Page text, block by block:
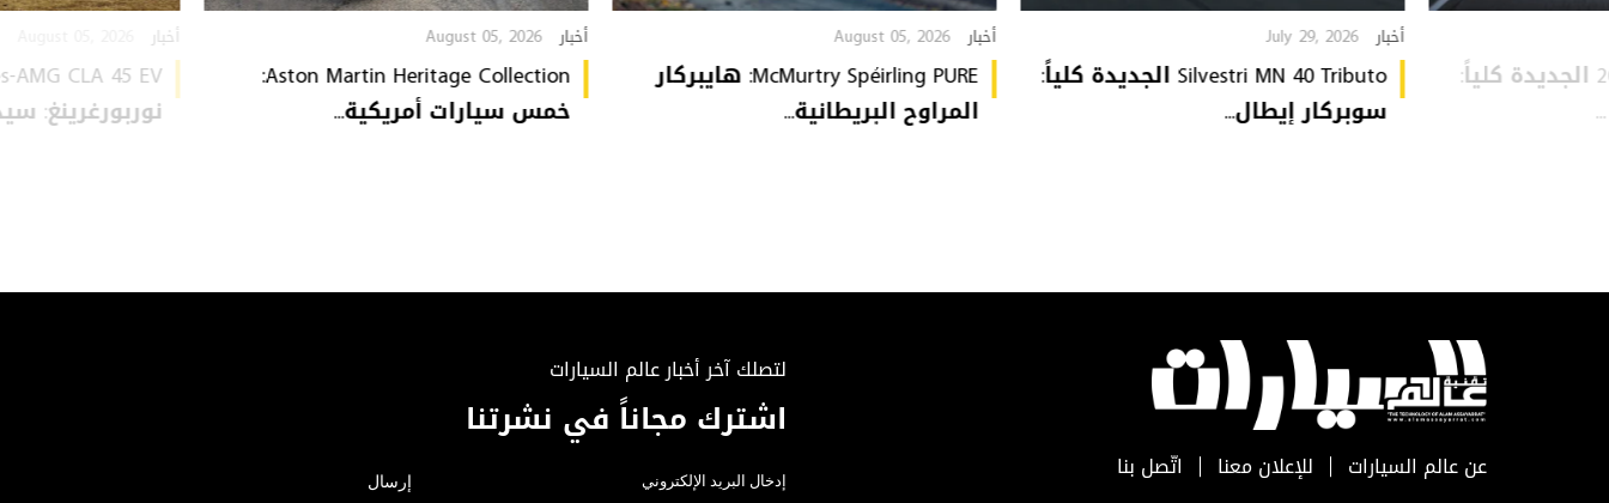
Audi Q9 موديل 2027 الجديدة كلياً:
أخبار July 29, 2026
Silvestri MN 40 Tributo الجديدة كلياً:
سوبركار إيطال...
أخبار August 05, 2026
McMurtry Spéirling PURE: هايبركار
المراوح البريطانية...
أخبار August 05, 2026
Aston Martin Heritage Collection:
خمس سيارات أمريكية...
أخبار
نوربورغرينغ:
عن عالم السيارات للإعلان معنا اتّصل بنا
لتصلك آخر أخبار عالم السيارات
اشترك مجاناً في نشرتنا